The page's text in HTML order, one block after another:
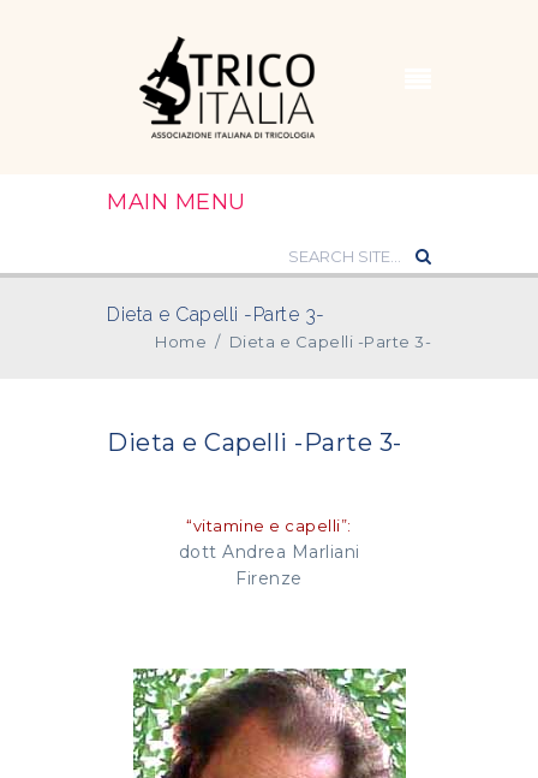
MAIN MENU
Dieta e Capelli -Parte 3-
Home / Dieta e Capelli -Parte 3-
Dieta e Capelli -Parte 3-
“vitamine e capelli”:
dott Andrea Marliani
Firenze